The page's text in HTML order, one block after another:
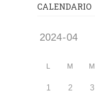
CALENDARIO
L M M
1 2 3